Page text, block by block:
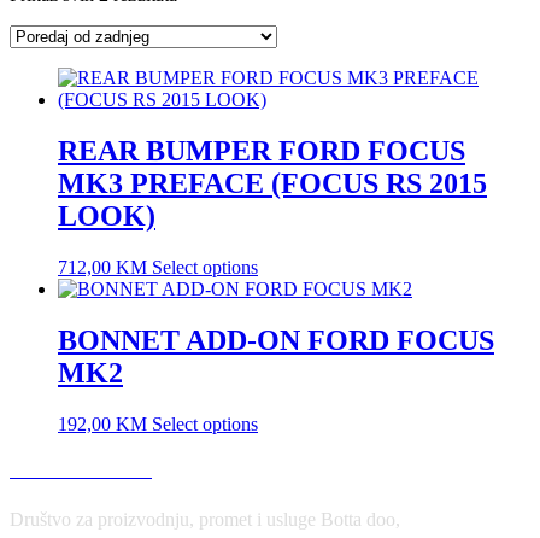
REAR BUMPER FORD FOCUS
MK3 PREFACE (FOCUS RS 2015
LOOK)
712,00 KM Select options
BONNET ADD-ON FORD FOCUS
MK2
192,00 KM Select options
Društvo za proizvodnju, promet i usluge Botta doo,